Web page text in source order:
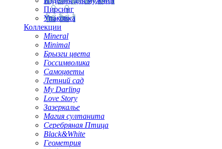
Пирсинг
Упаковка
Коллекции
Mineral
Minimal
Брызги цвета
Госсимволика
Самоцветы
Летний сад
My Darling
Love Story
Зазеркалье
Магия султанита
Серебряная Птица
Black&White
Геометрия